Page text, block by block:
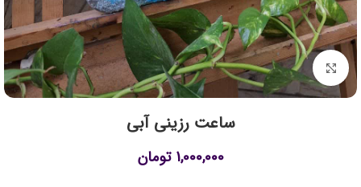
برای بزرگنمایی کلیک کنید
ساعت رزینی آبی
1,000,000 تومان